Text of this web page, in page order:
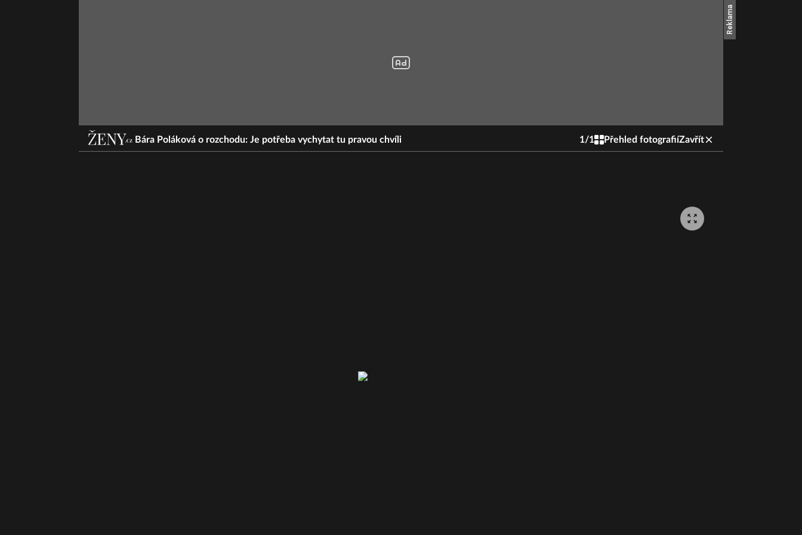
Bára Poláková o rozchodu: Je potřeba vychytat tu pravou chvíli 1/1 Přehled fotografiíZavřít